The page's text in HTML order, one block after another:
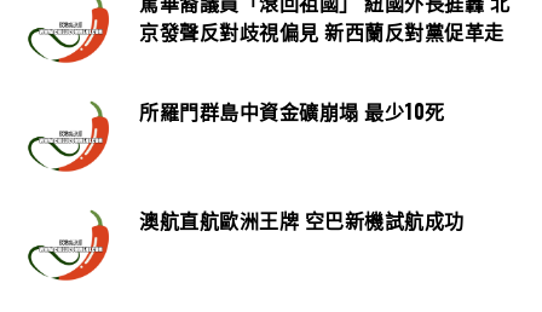
京發聲反對歧視偏見 新西蘭反對黨促革走
所羅門群島中資金礦崩塌 最少10死
澳航直航歐洲王牌 空巴新機試航成功